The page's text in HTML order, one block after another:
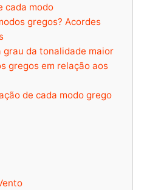
cada modo
gregos? Acordes
grau da tonalidade maior
gregos em relação aos
de cada modo grego